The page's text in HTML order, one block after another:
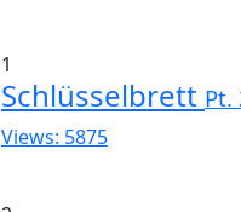
1
Schlüsselbrett Pt.
Views: 5875